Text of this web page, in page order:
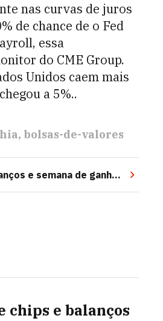
nas curvas de juros
de chance de o Fed
essa
do CME Group.
Unidos caem mais
a 5%..
bolsas-de-valores
e semana de ganhos
chips e balanços